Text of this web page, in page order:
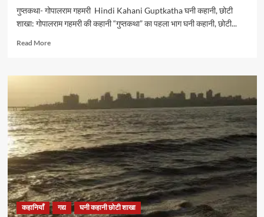
गुप्तकथा- गोपालराम गहमरी Hindi Kahani Guptkatha घनी कहानी, छोटी
शाखा: गोपालराम गहमरी की कहानी “गुप्तकथा” का पहला भाग घनी कहानी, छोटी...
Read MoreRead
घनी
शाखा:
गोपालराम
गहमरी की
कहानी
“गुप्तकथा”
का
पाँचवां
भाग
कहानियाँ गद्य घनी कहानी छोटी शाखा